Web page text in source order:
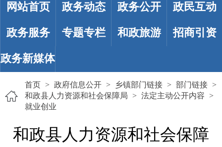
网站首页 政务动态 政务公开 政民互动
政务服务 专题专栏 和政旅游 招商引资
政务新媒体
首页 > 政府信息公开 > 乡镇部门链接 > 部门链接 >
和政县人力资源和社会保障局 > 法定主动公开内容 >
就业创业
和政县人力资源和社会保障